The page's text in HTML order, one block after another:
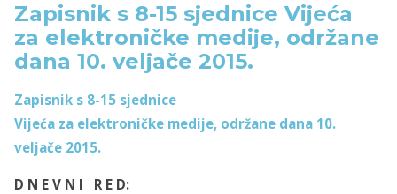
Zapisnik s 8-15 sjednice Vijeća
za elektroničke medije, održane
dana 10. veljače 2015.
Zapisnik s 8-15 sjednice
Vijeća za elektroničke medije, održane dana 10.
veljače 2015.
D N E V N I R E D: